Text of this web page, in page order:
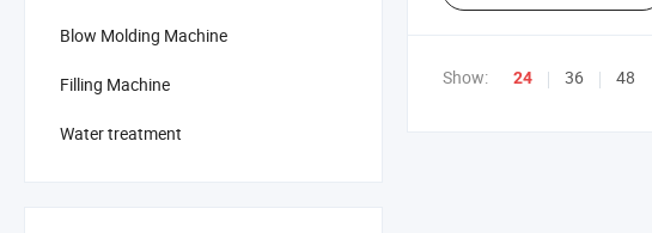
Blow Molding Machine
Filling Machine
Water treatment
Show: 24 36 48